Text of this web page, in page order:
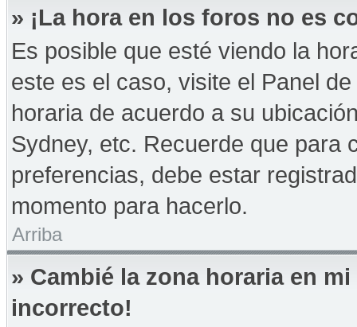
» ¡La hora en los foros no es
Es posible que esté viendo la
este es el caso, visite el Panel
horaria de acuerdo a su
Sydney, etc. Recuerde que para
preferencias, debe estar
momento para hacerlo.
Arriba
» Cambié la zona horaria en
incorrecto!